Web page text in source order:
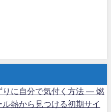
りに自分で気付く方法 ― 燃
熱から見つける初期サイ